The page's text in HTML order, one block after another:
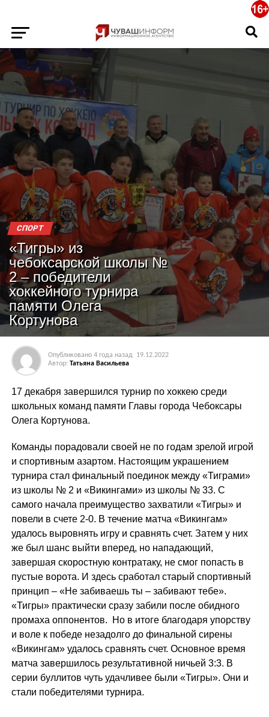
СПОРТ
«Тигры» из
чебоксарской школы №
2 – победители
хоккейного турнира
памяти Олега
Кортунова
Опубликовано 4 года назад
19.12.2022
Автор: Татьяна Васильева
17 декабря завершился турнир по хоккею среди
школьных команд памяти Главы города Чебоксары
Олега Кортунова.
Команды порадовали своей не по годам зрелой игрой
и спортивным азартом. Настоящим украшением
турнира стал финальный поединок между «Тиграми»
из школы № 2 и «Викингами» из школы № 33. С
самого начала преимущество захватили «Тигры» и
повели в счете 2-0. В течение матча «Викингам»
удалось выровнять игру и сравнять счет. Затем у них
же был шанс выйти вперед, но нападающий,
завершая скоростную контратаку, не смог попасть в
пустые ворота. И здесь сработал старый спортивный
принцип – «Не забиваешь ты – забивают тебе».
«Тигры» практически сразу забили после обидного
промаха оппонентов. Но в итоге благодаря упорству
и воле к победе незадолго до финальной сирены
«Викингам» удалось сравнять счет. Основное время
матча завершилось результативной ничьей 3:3. В
серии буллитов чуть удачливее были «Тигры». Они и
стали победителями турнира.